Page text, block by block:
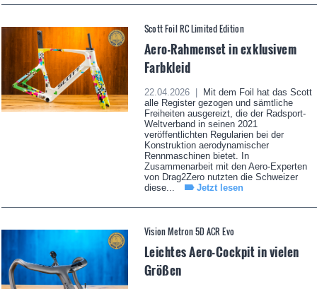
Scott Foil RC Limited Edition
Aero-Rahmenset in exklusivem
Farbkleid
22.04.2026 |
Mit dem Foil hat das Scott
alle Register gezogen und sämtliche
Freiheiten ausgereizt, die der Radsport-
Weltverband in seinen 2021
veröffentlichten Regularien bei der
Konstruktion aerodynamischer
Rennmaschinen bietet. In
Zusammenarbeit mit den Aero-Experten
von Drag2Zero nutzten die Schweizer
diese...
Jetzt lesen
Vision Metron 5D ACR Evo
Leichtes Aero-Cockpit in vielen
Größen